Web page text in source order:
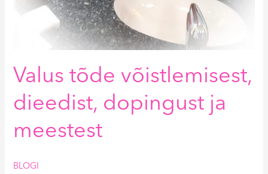
Valus tõde võistlemisest,
dieedist, dopingust ja
meestest
BLOGI